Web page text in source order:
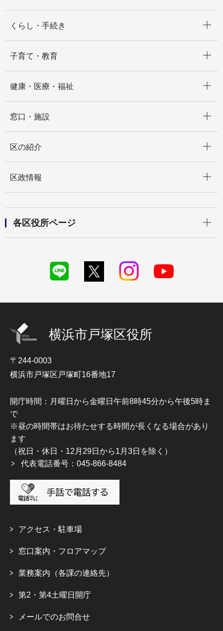
くらし・手続き
子育て・教育
健康・医療・福祉
窓口・施設
区の紹介
区政情報
各区役所ページ
横浜市戸塚区役所
〒244-0003
横浜市戸塚区戸塚町16番地17
開庁時間：月曜日から金曜日午前8時45分から午後5時ま
で
※昼の時間帯はお待たせする時間が長くなる場合があり
ます
（祝日・休日・12月29日から1月3日を除く）
代表電話番号：045-866-8484
アクセス・駐車場
窓口案内・フロアマップ
業務案内（各課の連絡先）
第2・第4土曜日開庁
メールでのお問合せ